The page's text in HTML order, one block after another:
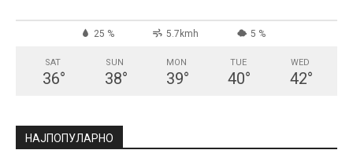
25 % 5.7kmh 5 %
SAT
36°
SUN
38°
MON
39°
TUE
40°
WED
42°
НАЈПОПУЛАРНО